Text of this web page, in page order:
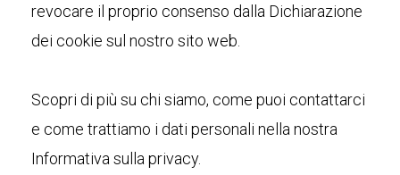
revocare il proprio consenso dalla Dichiarazione
dei cookie sul nostro sito web.
Scopri di più su chi siamo, come puoi contattarci
e come trattiamo i dati personali nella nostra
Informativa sulla privacy.